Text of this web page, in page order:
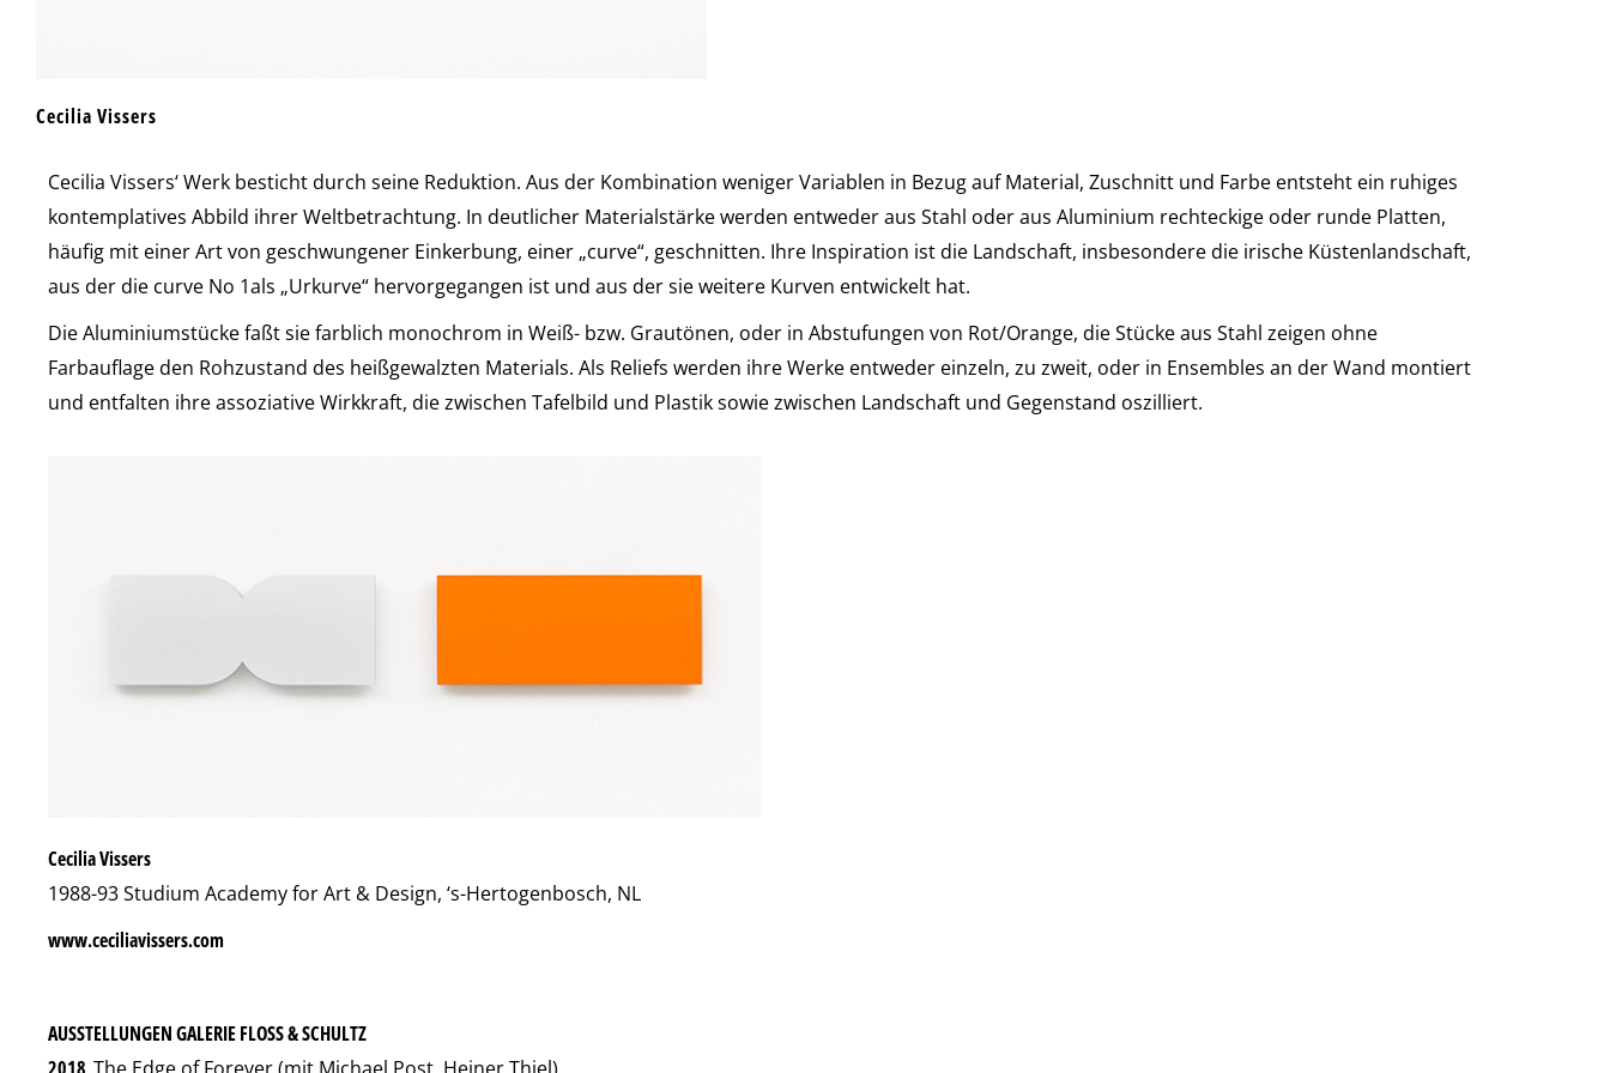
Cecilia Vissers
Cecilia Vissers‘ Werk besticht durch seine Reduktion. Aus der Kombination weniger Variablen in Bezug auf Material, Zuschnitt und Farbe entsteht ein ruhiges
kontemplatives Abbild ihrer Weltbetrachtung. In deutlicher Materialstärke werden entweder aus Stahl oder aus Aluminium rechteckige oder runde Platten,
häufig mit einer Art von geschwungener Einkerbung, einer „curve“, geschnitten. Ihre Inspiration ist die Landschaft, insbesondere die irische Küstenlandschaft,
aus der die curve No 1als „Urkurve“ hervorgegangen ist und aus der sie weitere Kurven entwickelt hat.
Die Aluminiumstücke faßt sie farblich monochrom in Weiß- bzw. Grautönen, oder in Abstufungen von Rot/Orange, die Stücke aus Stahl zeigen ohne
Farbauflage den Rohzustand des heißgewalzten Materials. Als Reliefs werden ihre Werke entweder einzeln, zu zweit, oder in Ensembles an der Wand montiert
und entfalten ihre assoziative Wirkkraft, die zwischen Tafelbild und Plastik sowie zwischen Landschaft und Gegenstand oszilliert.
Cecilia Vissers
1988-93 Studium Academy for Art & Design, ‘s-Hertogenbosch, NL
www.ceciliavissers.com
AUSSTELLUNGEN GALERIE FLOSS & SCHULTZ